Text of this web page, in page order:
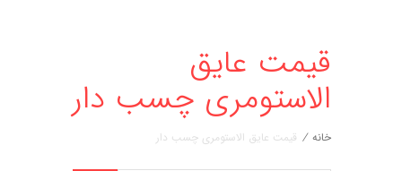
قیمت عایق
الاستومری چسب دار
خانه / قیمت عایق الاستومری چسب دار